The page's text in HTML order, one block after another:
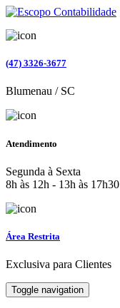
(47) 3326-3677
Blumenau / SC
Atendimento
Segunda à Sexta
8h às 12h - 13h às 17h30
Área Restrita
Exclusiva para Clientes
Toggle navigation